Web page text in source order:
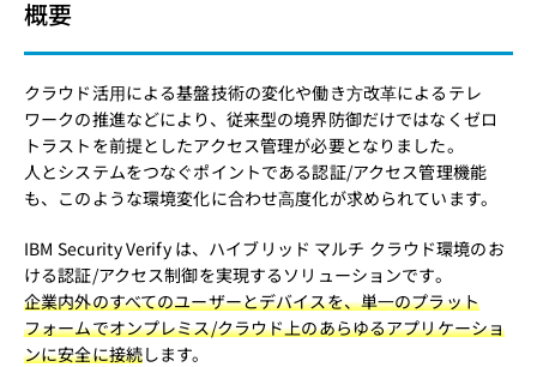
概要
クラウド活⽤による基盤技術の変化や働き⽅改⾰によるテレ
ワークの推進などにより、従来型の境界防御だけではなくゼロ
トラストを前提としたアクセス管理が必要となりました。
人とシステムをつなぐポイントである認証/アクセス管理機能
も、このような環境変化に合わせ⾼度化が求められています。
IBM Security Verify は、ハイブリッド マルチ クラウド環境のお
ける認証/アクセス制御を実現するソリューションです。
企業内外のすべてのユーザーとデバイスを、単⼀のプラット
フォームでオンプレミス/クラウド上のあらゆるアプリケーショ
ンに安全に接続します。